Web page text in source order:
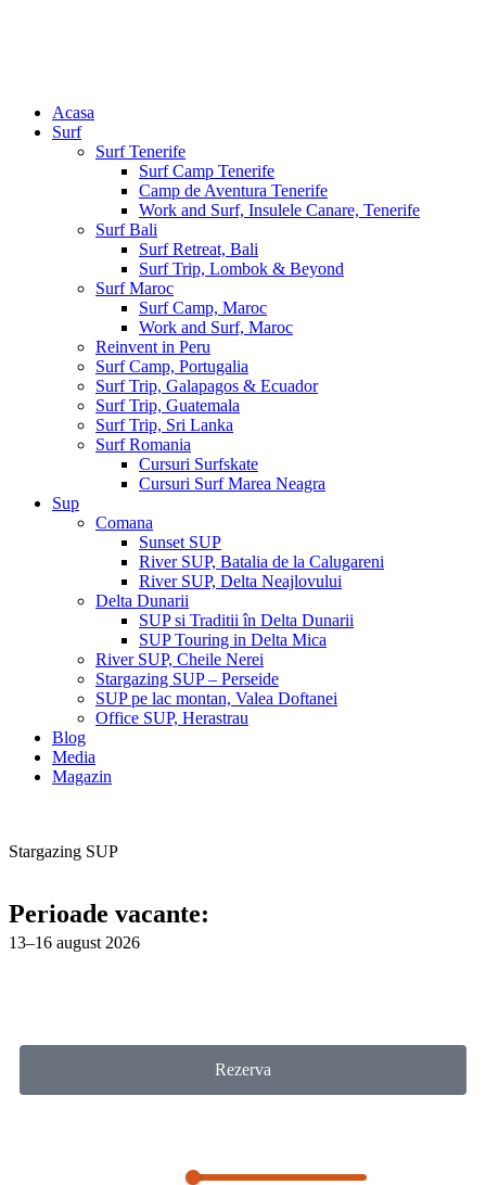
Acasa
Surf
Surf Tenerife
Surf Camp Tenerife
Camp de Aventura Tenerife
Work and Surf, Insulele Canare, Tenerife
Surf Bali
Surf Retreat, Bali
Surf Trip, Lombok & Beyond
Surf Maroc
Surf Camp, Maroc
Work and Surf, Maroc
Reinvent in Peru
Surf Camp, Portugalia
Surf Trip, Galapagos & Ecuador
Surf Trip, Guatemala
Surf Trip, Sri Lanka
Surf Romania
Cursuri Surfskate
Cursuri Surf Marea Neagra
Sup
Comana
Sunset SUP
River SUP, Batalia de la Calugareni
River SUP, Delta Neajlovului
Delta Dunarii
SUP si Traditii în Delta Dunarii
SUP Touring in Delta Mica
River SUP, Cheile Nerei
Stargazing SUP – Perseide
SUP pe lac montan, Valea Doftanei
Office SUP, Herastrau
Blog
Media
Magazin
Stargazing SUP
Perioade vacante:
13–16 august 2026
Rezerva